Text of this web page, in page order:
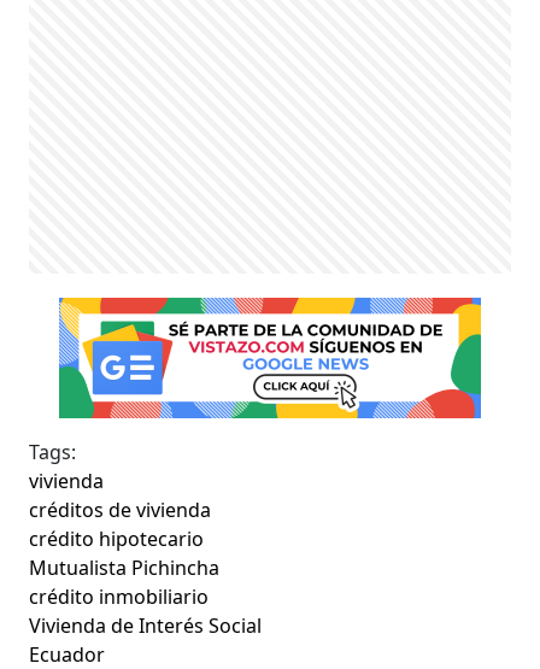
Tags:
vivienda
créditos de vivienda
crédito hipotecario
Mutualista Pichincha
crédito inmobiliario
Vivienda de Interés Social
Ecuador